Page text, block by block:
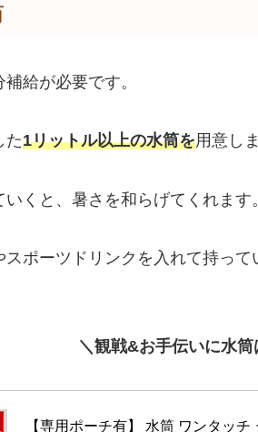
給が必要です。
た1リットル以上の水筒を用意し
くと、暑さを和らげてくれます。
スポーツドリンクを入れて持っ
＼観戦&お手伝いに水筒
【専用ポーチ有】 水筒 ワンタッ